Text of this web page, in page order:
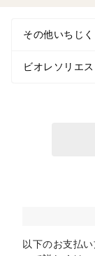
その他いちじく
ビオレソリエス
以下のお支払